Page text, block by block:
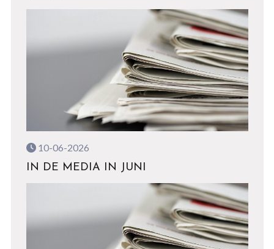
10-06-2026
IN DE MEDIA IN JUNI